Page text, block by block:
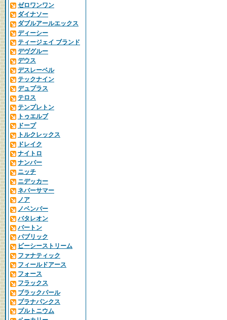
ゼロワンワン
ダイナソー
ダブルアールエックス
ディーシー
ティージェイ ブランド
デヴグルー
デウス
デスレーベル
テックナイン
デュプラス
テロス
テンプレトン
トゥエルブ
ドープ
トルクレックス
ドレイク
ナイトロ
ナンバー
ニッチ
ニデッカー
ネバーサマー
ノア
ノベンバー
バタレオン
バートン
パブリック
ビーシーストリーム
ファナティック
フィールドアース
フォース
フラックス
ブラックパール
プラナパンクス
プルトニウム